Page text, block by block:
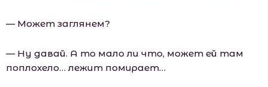
— Может заглянем?
— Ну давай. А то мало ли что, может ей там
поплохело… лежит помирает…